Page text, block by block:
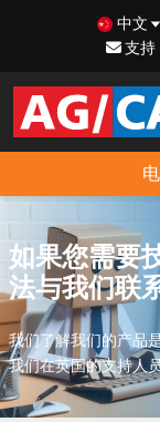
中文
支持
如果您需要
法与我们联
我们了解我们的产品
我们在英国的支持人